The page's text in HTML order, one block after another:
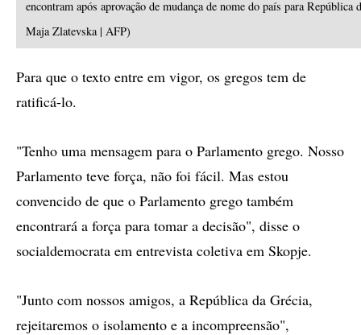
encontram após aprovação de mudança de nome do país para
Maja Zlatevska | AFP)
Para que o texto entre em vigor, os gregos tem de
ratificá-lo.
"Tenho uma mensagem para o Parlamento grego. Nosso
Parlamento teve força, não foi fácil. Mas estou
convencido de que o Parlamento grego também
encontrará a força para tomar a decisão", disse o
socialdemocrata em entrevista coletiva em Skopje.
"Junto com nossos amigos, a República da Grécia,
rejeitaremos o isolamento e a incompreensão",